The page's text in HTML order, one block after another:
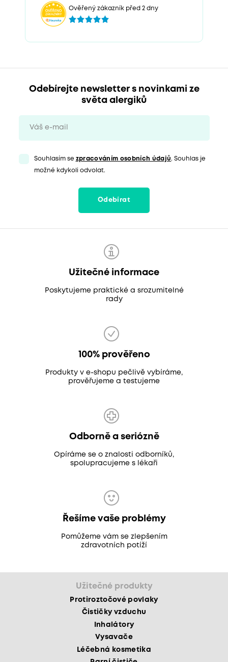
Ověřený zákazník před 2 dny
Odebírejte newsletter s novinkami ze
světa alergiků
Souhlasím se zpracováním osobních údajů. Souhlas je
možné kdykoli odvolat.
Odebírat
Užitečné informace
Poskytujeme praktické a srozumitelné
rady
100% prověřeno
Produkty v e-shopu pečlivě vybíráme,
prověřujeme a testujeme
Odborně a seriózně
Opíráme se o znalosti odborníků,
spolupracujeme s lékaři
Řešíme vaše problémy
Pomůžeme vám se zlepšením
zdravotních potíží
Užitečné produkty
Protiroztočové povlaky
Čističky vzduchu
Inhalátory
Vysavače
Léčebná kosmetika